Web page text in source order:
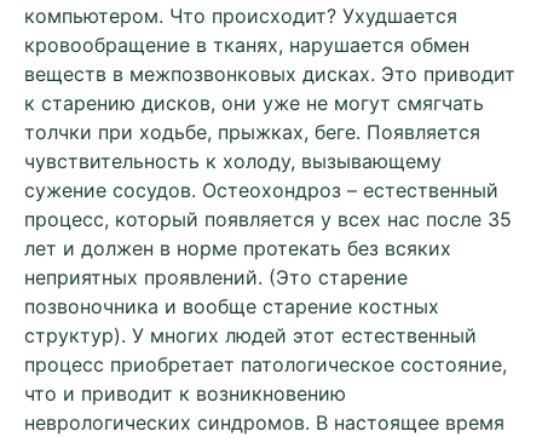
компьютером. Что происходит? Ухудшается
кровообращение в тканях, нарушается обмен
веществ в межпозвонковых дисках. Это приводит
к старению дисков, они уже не могут смягчать
толчки при ходьбе, прыжках, беге. Появляется
чувствительность к холоду, вызывающему
сужение сосудов. Остеохондроз – естественный
процесс, который появляется у всех нас после 35
лет и должен в норме протекать без всяких
неприятных проявлений. (Это старение
позвоночника и вообще старение костных
структур). У многих людей этот естественный
процесс приобретает патологическое состояние,
что и приводит к возникновению
неврологических синдромов. В настоящее время